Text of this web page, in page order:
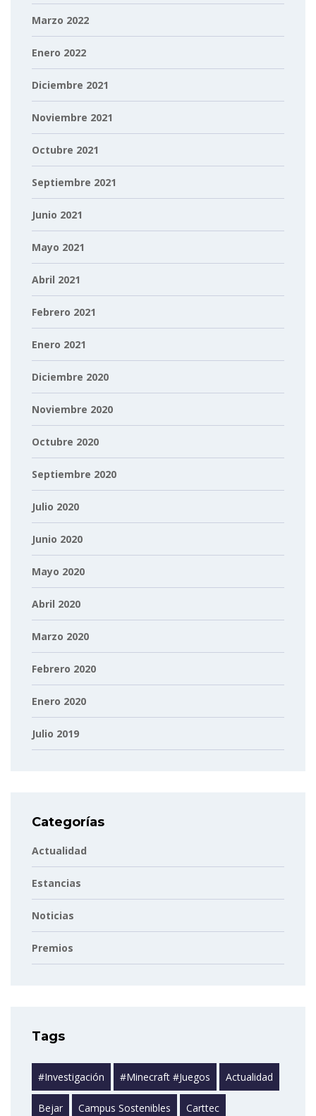
Marzo 2022
Enero 2022
Diciembre 2021
Noviembre 2021
Octubre 2021
Septiembre 2021
Junio 2021
Mayo 2021
Abril 2021
Febrero 2021
Enero 2021
Diciembre 2020
Noviembre 2020
Octubre 2020
Septiembre 2020
Julio 2020
Junio 2020
Mayo 2020
Abril 2020
Marzo 2020
Febrero 2020
Enero 2020
Julio 2019
Categorías
Actualidad
Estancias
Noticias
Premios
Tags
#investigación #minecraft #juegos Actualidad
Bejar Campus Sostenibles Carttec